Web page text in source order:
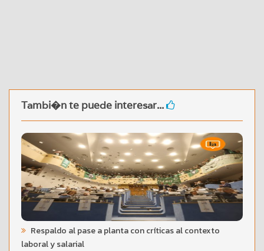
Tambi�n te puede interesar...
Respaldo al pase a planta con críticas al contexto
laboral y salarial